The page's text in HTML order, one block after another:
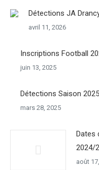
Détections JA
avril 11, 2026
Inscriptions Football
juin 13, 2025
Détections Saison
mars 28, 2025
Dates
2024/
août